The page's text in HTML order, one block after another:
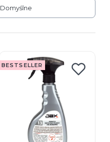
Domyślne
BESTSELLER